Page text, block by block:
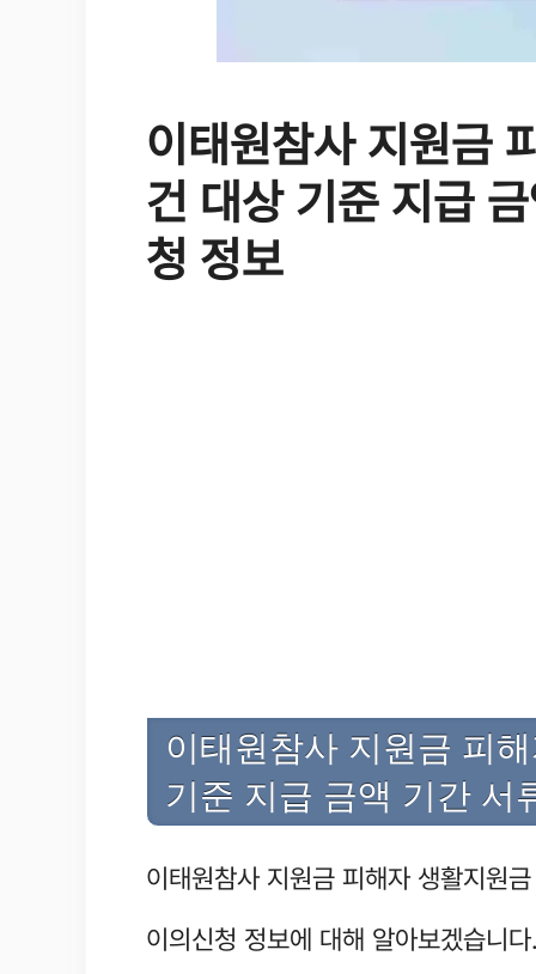
이태원참사 지원금
건 대상 기준 지급
청 정보
이태원참사 지원금 피
기준 지급 금액 기간 서
이태원참사 지원금 피해자 생활지원
이의신청 정보에 대해 알아보겠습니